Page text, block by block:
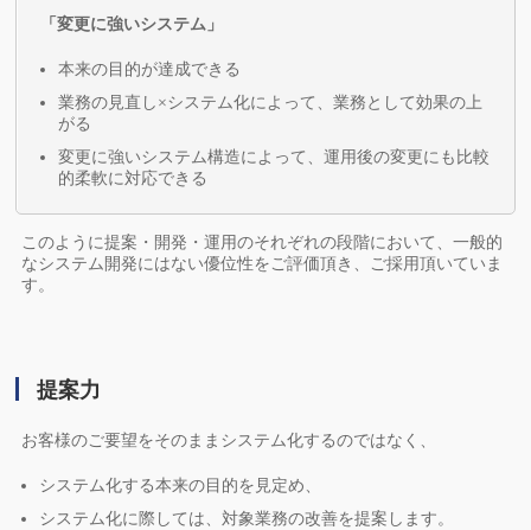
「変更に強いシステム」
本来の目的が達成できる
業務の見直し×システム化によって、業務として効果の上
がる
変更に強いシステム構造によって、運用後の変更にも比較
的柔軟に対応できる
このように提案・開発・運用のそれぞれの段階において、一般的
なシステム開発にはない優位性をご評価頂き、ご採用頂いていま
す。
提案力
お客様のご要望をそのままシステム化するのではなく、
システム化する本来の目的を見定め、
システム化に際しては、対象業務の改善を提案します。